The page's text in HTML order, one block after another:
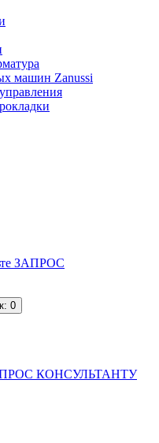
машин Zanussi
ЗАПРОС
: 0
КОНСУЛЬТАНТУ